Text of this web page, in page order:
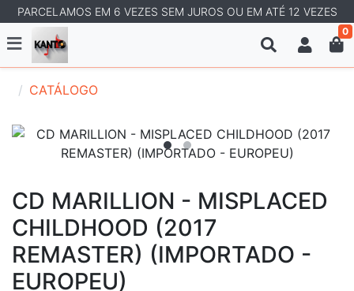
PARCELAMOS EM 6 VEZES SEM JUROS OU EM ATÉ 12 VEZES
0
CATÁLOGO
CD MARILLION - MISPLACED
CHILDHOOD (2017
REMASTER) (IMPORTADO -
EUROPEU)